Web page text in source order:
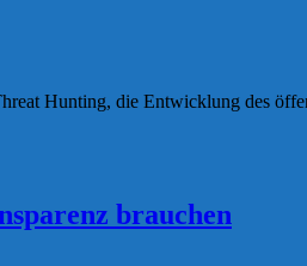
Hunting, die Entwicklung des
brauchen